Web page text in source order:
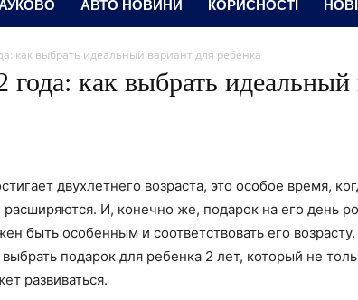
АВТО НОВИНИ КОРИСНОСТІ
как выбрать идеальный вариант для ребенка
года: как выбрать идеальный
двухлетнего возраста, это особое время,
И, конечно же, подарок на его день
быть особенным и соответствовать его
подарок для ребенка 2 лет, который не
развиваться.